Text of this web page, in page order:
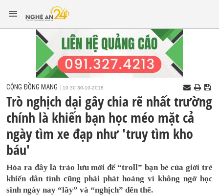
CỘNG ĐỒNG MẠNG 10:30 30-10-2018
Trò nghịch dại gây chia rẽ nhất trường
chính là khiến bạn học méo mặt cả
ngày tìm xe đạp như 'truy tìm kho
báu'
Hóa ra đây là trào lưu mới để “troll” bạn bè của giới trẻ
khiến dân tình cũng phải phát hoảng vì không ngờ học
sinh ngày nay “lầy” và “nghịch” đến thế.